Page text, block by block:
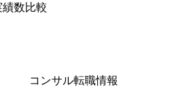
数比較
コンサル転職情報